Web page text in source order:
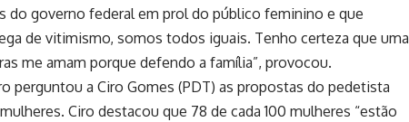
do governo federal em prol do público feminino e que
de vitimismo, somos todos iguais. Tenho certeza que uma
me amam porque defendo a família”, provocou.
perguntou a Ciro Gomes (PDT) as propostas do pedetista
Ciro destacou que 78 de cada 100 mulheres “estão